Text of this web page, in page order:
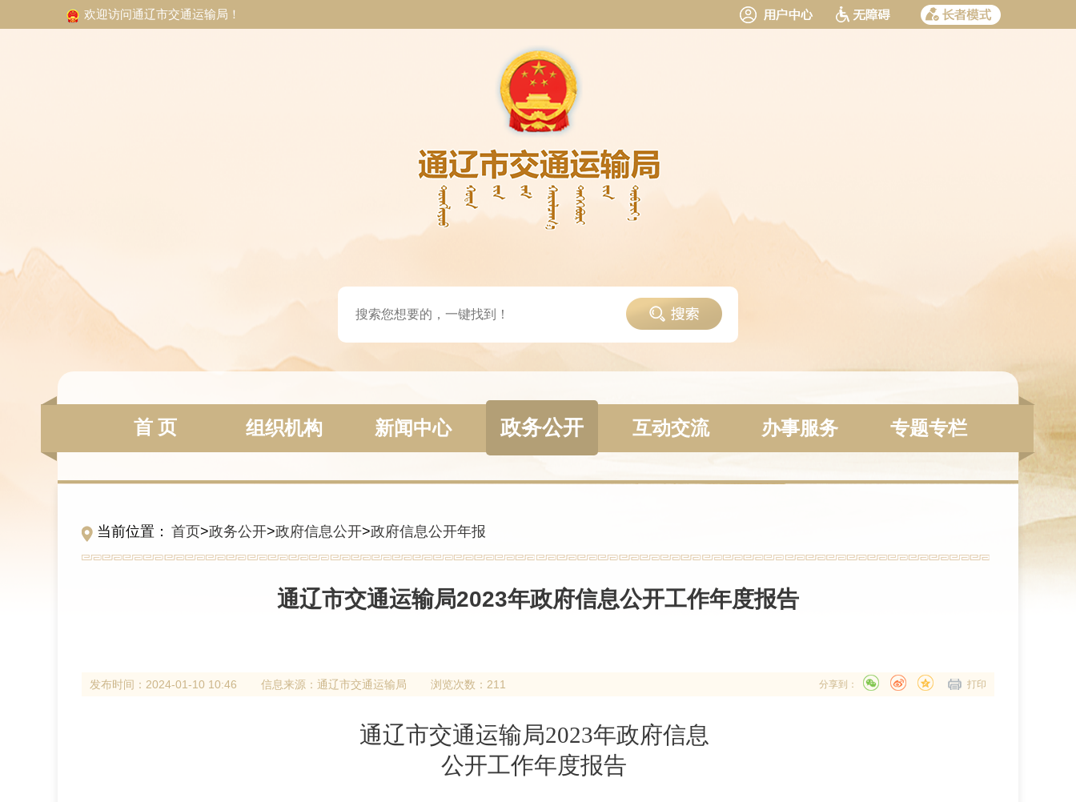
欢迎访问通辽市交通运输局！
首 页 组织机构 新闻中心 政务公开 互动交流 办事服务 专题专栏
当前位置： 首页>政务公开>政府信息公开>政府信息公开年报
通辽市交通运输局2023年政府信息公开工作年度报告
发布时间： 2024-01-10 10:46 信息来源： 通辽市交通运输局 浏览次数：211 打印
分享到：
通辽市交通运输局2023年政府信息
公开工作年度报告